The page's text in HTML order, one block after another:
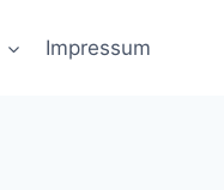
Impressum